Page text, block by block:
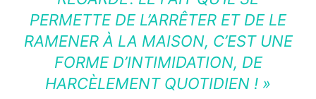
PERMETTE DE L’ARRÊTER ET DE LE
RAMENER À LA MAISON, C’EST UNE
FORME D’INTIMIDATION, DE
HARCÈLEMENT QUOTIDIEN ! »